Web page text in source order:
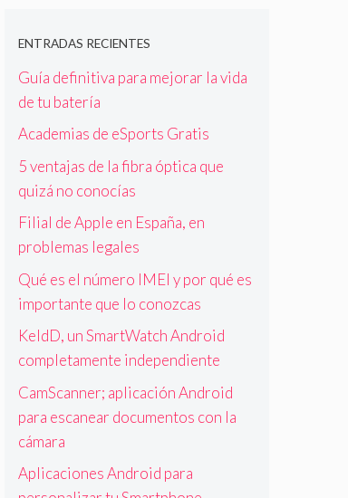
ENTRADAS RECIENTES
Guía definitiva para mejorar la vida
de tu batería
Academias de eSports Gratis
5 ventajas de la fibra óptica que
quizá no conocías
Filial de Apple en España, en
problemas legales
Qué es el número IMEI y por qué es
importante que lo conozcas
KeldD, un SmartWatch Android
completamente independiente
CamScanner; aplicación Android
para escanear documentos con la
cámara
Aplicaciones Android para